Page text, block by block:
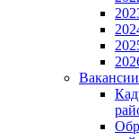
Вакансии